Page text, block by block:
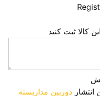
کالا ثبت کنید
دوربین مداربسته